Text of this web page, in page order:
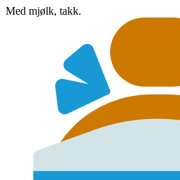
Med mjølk, takk.